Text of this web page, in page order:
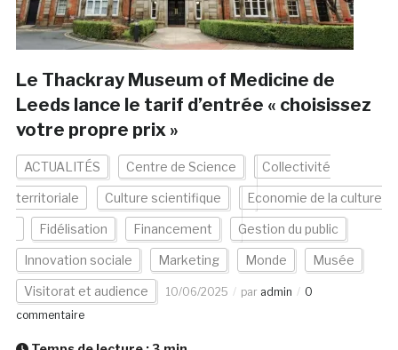
Le Thackray Museum of Medicine de
Leeds lance le tarif d’entrée « choisissez
votre propre prix »
ACTUALITÉS Centre de Science Collectivité
territoriale Culture scientifique Economie de la culture
Fidélisation Financement Gestion du public
Innovation sociale Marketing Monde Musée
Visitorat et audience 10/06/2025 par admin
0
commentaire